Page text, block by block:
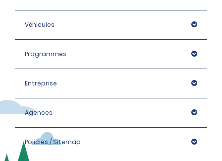
Véhicules
Programmes
Entreprise
Agences
Policies / Sitemap